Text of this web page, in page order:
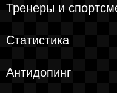
Тренеры и
Статистика
Антидопинг